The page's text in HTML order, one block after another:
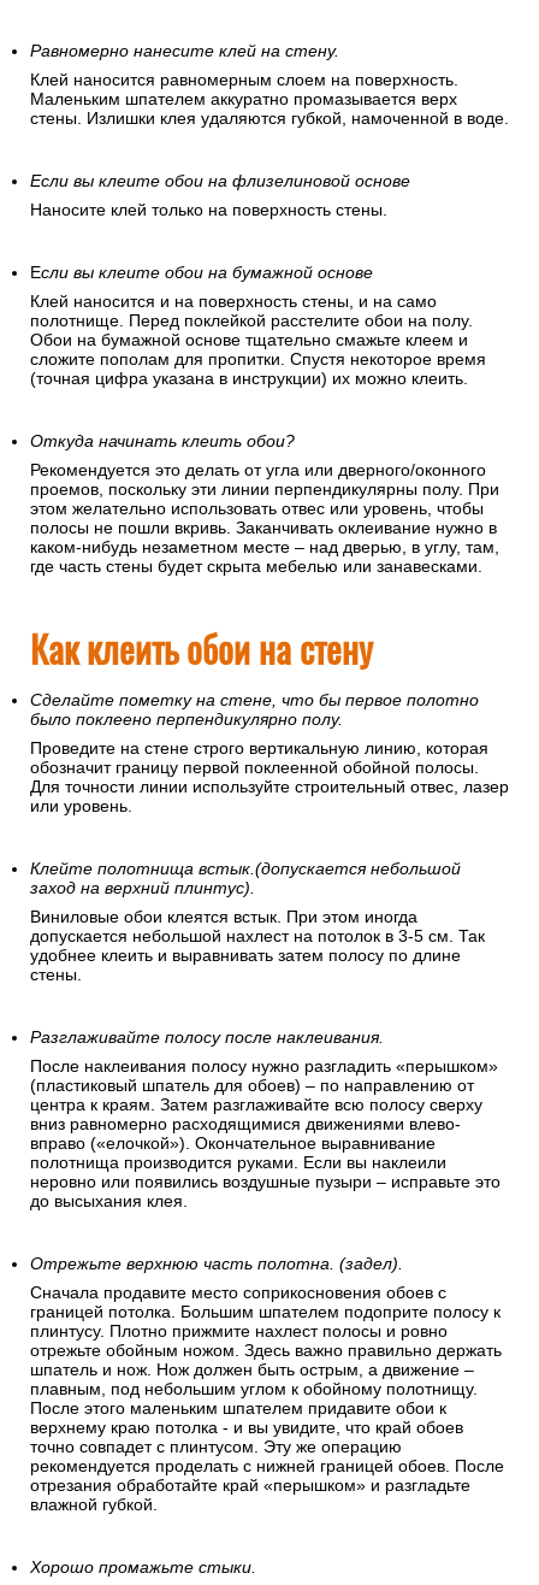
Равномерно нанесите клей на стену.
Клей наносится равномерным слоем на поверхность.
Маленьким шпателем аккуратно промазывается верх
стены. Излишки клея удаляются губкой, намоченной в воде.
Если вы клеите обои на флизелиновой основе
Наносите клей только на поверхность стены.
Если вы клеите обои на бумажной основе
Клей наносится и на поверхность стены, и на само
полотнище. Перед поклейкой расстелите обои на полу.
Обои на бумажной основе тщательно смажьте клеем и
сложите пополам для пропитки. Спустя некоторое время
(точная цифра указана в инструкции) их можно клеить.
Откуда начинать клеить обои?
Рекомендуется это делать от угла или дверного/оконного
проемов, поскольку эти линии перпендикулярны полу. При
этом желательно использовать отвес или уровень, чтобы
полосы не пошли вкривь. Заканчивать оклеивание нужно в
каком-нибудь незаметном месте – над дверью, в углу, там,
где часть стены будет скрыта мебелью или занавесками.
Как клеить обои на стену
Сделайте пометку на стене, что бы первое полотно
было поклеено перпендикулярно полу.
Проведите на стене строго вертикальную линию, которая
обозначит границу первой поклеенной обойной полосы.
Для точности линии используйте строительный отвес, лазер
или уровень.
Клейте полотнища встык.(допускается небольшой
заход на верхний плинтус).
Виниловые обои клеятся встык. При этом иногда
допускается небольшой нахлест на потолок в 3-5 см. Так
удобнее клеить и выравнивать затем полосу по длине
стены.
Разглаживайте полосу после наклеивания.
После наклеивания полосу нужно разгладить «перышком»
(пластиковый шпатель для обоев) – по направлению от
центра к краям. Затем разглаживайте всю полосу сверху
вниз равномерно расходящимися движениями влево-
вправо («елочкой»). Окончательное выравнивание
полотнища производится руками. Если вы наклеили
неровно или появились воздушные пузыри – исправьте это
до высыхания клея.
Отрежьте верхнюю часть полотна. (задел).
Сначала продавите место соприкосновения обоев с
границей потолка. Большим шпателем подоприте полосу к
плинтусу. Плотно прижмите нахлест полосы и ровно
отрежьте обойным ножом. Здесь важно правильно держать
шпатель и нож. Нож должен быть острым, а движение –
плавным, под небольшим углом к обойному полотнищу.
После этого маленьким шпателем придавите обои к
верхнему краю потолка - и вы увидите, что край обоев
точно совпадет с плинтусом. Эту же операцию
рекомендуется проделать с нижней границей обоев. После
отрезания обработайте край «перышком» и разгладьте
влажной губкой.
Хорошо промажьте стыки.